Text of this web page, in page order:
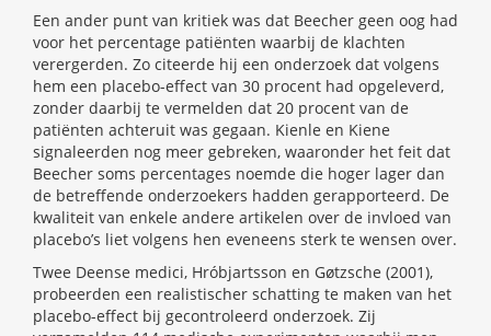
Een ander punt van kritiek was dat Beecher geen oog had
voor het percentage patiënten waarbij de klachten
verergerden. Zo citeerde hij een onderzoek dat volgens
hem een placebo-effect van 30 procent had opgeleverd,
zonder daarbij te vermelden dat 20 procent van de
patiënten achteruit was gegaan. Kienle en Kiene
signaleerden nog meer gebreken, waaronder het feit dat
Beecher soms percentages noemde die hoger lager dan
de betreffende onderzoekers hadden gerapporteerd. De
kwaliteit van enkele andere artikelen over de invloed van
placebo’s liet volgens hen eveneens sterk te wensen over.
Twee Deense medici, Hróbjartsson en Gøtzsche (2001),
probeerden een realistischer schatting te maken van het
placebo-effect bij gecontroleerd onderzoek. Zij